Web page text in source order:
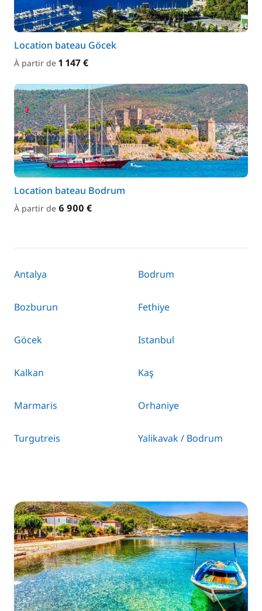
Location bateau Göcek
À partir de 1 147 €
Location bateau Bodrum
À partir de 6 900 €
Antalya Bodrum
Bozburun Fethiye
Göcek Istanbul
Kalkan Kaş
Marmaris Orhaniye
Turgutreis Yalikavak / Bodrum